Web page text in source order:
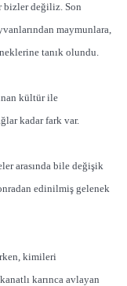
bizler değiliz. Son
maymunlara,
tanık olundu.
kültür ile
kadar fark var.
arasında bile değişik
edinilmiş gelenek
kimileri
karınca avlayan